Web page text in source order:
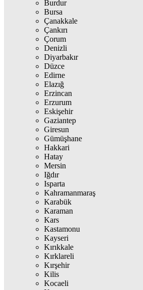
Burdur
Bursa
Çanakkale
Çankırı
Çorum
Denizli
Diyarbakır
Düzce
Edirne
Elazığ
Erzincan
Erzurum
Eskişehir
Gaziantep
Giresun
Gümüşhane
Hakkari
Hatay
Mersin
Iğdır
Isparta
Kahramanmaraş
Karabük
Karaman
Kars
Kastamonu
Kayseri
Kırıkkale
Kırklareli
Kırşehir
Kilis
Kocaeli